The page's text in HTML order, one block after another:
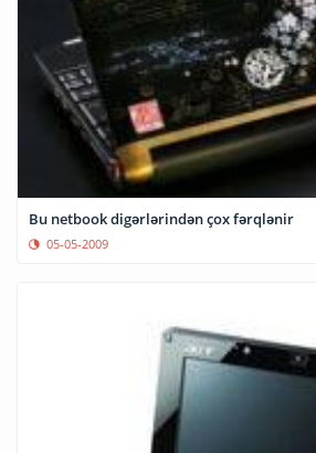
Bu netbook digərlərindən çox fərqlənir
05-05-2009